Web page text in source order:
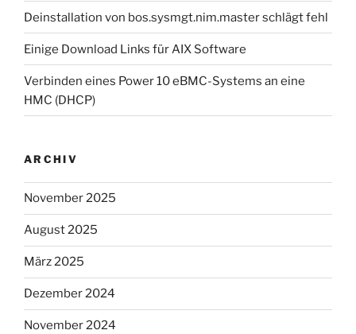
Deinstallation von bos.sysmgt.nim.master schlägt fehl
Einige Download Links für AIX Software
Verbinden eines Power 10 eBMC-Systems an eine
HMC (DHCP)
ARCHIV
November 2025
August 2025
März 2025
Dezember 2024
November 2024